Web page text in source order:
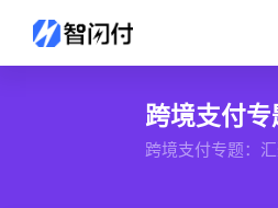
跨境支付专
跨境支付专题：